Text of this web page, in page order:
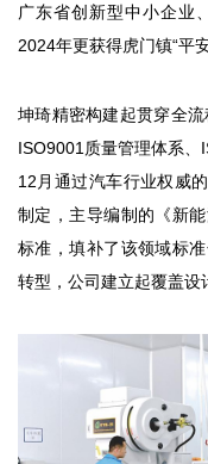
广东省创新型中小企业
2024年更获得虎门镇“平
坤琦精密构建起贯穿全
ISO9001质量管理体系
12月通过汽车行业权威
制定，主导编制的《新
标准，填补了该领域标
转型，公司建立起覆盖设